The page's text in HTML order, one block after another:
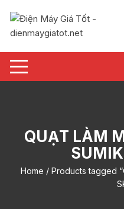
nội
QUẠT LÀM
Home / Products tagged